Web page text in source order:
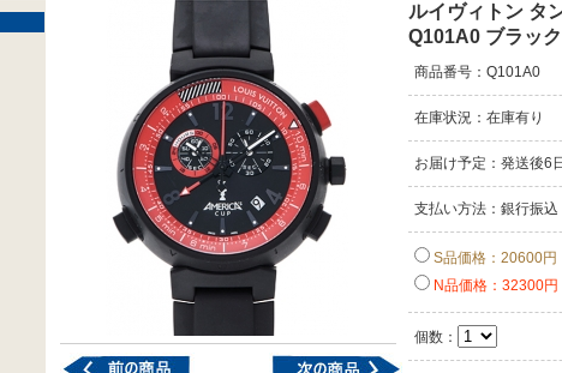
ルイヴィトン タ
Q101A0 ブラッ
商品番号：Q101A0
在庫状況：在庫有り
お届け予定：発送後6
支払い方法：銀行振込
S品価格：20600円
N品価格：32300円
個数：